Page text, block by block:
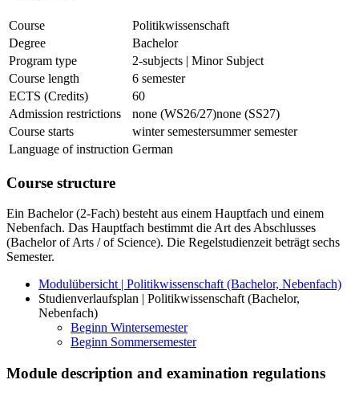
Course
Politikwissenschaft
Degree
Bachelor
Program type
2-subjects | Minor Subject
Course length
6 semester
ECTS (Credits)
60
Admission restrictions
none (WS26/27)none (SS27)
Course starts
winter semestersummer semester
Language of instruction German
Course structure
Ein Bachelor (2-Fach) besteht aus einem Hauptfach und einem
Nebenfach. Das Hauptfach bestimmt die Art des Abschlusses
(Bachelor of Arts / of Science). Die Regelstudienzeit beträgt sechs
Semester.
Modulübersicht | Politikwissenschaft (Bachelor, Nebenfach)
Studienverlaufsplan | Politikwissenschaft (Bachelor,
Nebenfach)
Beginn Wintersemester
Beginn Sommersemester
Module description and examination regulations